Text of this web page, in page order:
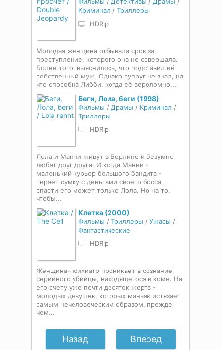
Криминал / Триллеры
HDRip
Молодая женщина отбывала срок за
преступление, которого она не совершала.
Более того, выяснилось, что подставил её
собственный муж. Однако супруг не знал, на
что способна Либби, когда её вероломно...
Беги, Лола, беги (1998)
Фильмы / Драмы / Криминал /
Триллеры
HDRip
Лола и Манни живут в Берлине и безумно
любят друг друга. И когда Манни -
маленький курьер большого бандита -
теряет сумку с деньгами своего босса,
спасти его может только Лола. Но на то,
чтобы...
Клетка (2000)
Фильмы / Триллеры / Ужасы /
Фантастические
HDRip
Женщина-психиатр проникает в сознание
серийного убийцы, находящегося в коме. На
его счету уже почти десяток жертв -
молодых девушек, которых маньяк истязает
самым нечеловеческим образом, прежде
чем...
Назад Вперед